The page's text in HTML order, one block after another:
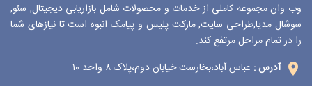
وب وان مجموعه کاملی از خدمات و محصولات شامل بازاریابی دیجیتال, سئو,
سوشال مدیا,طراحی سایت, مارکت پلیس و پیامک انبوه است تا نیازهای شما
را در تمام مراحل مرتفع کند.
آدرس : عباس آباد،بخارست خیابان دوم،پلاک ۸ واحد ۱۰